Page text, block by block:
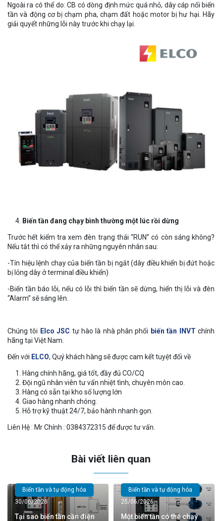
Ngoài ra có thể do: CB có dòng định mức quá nhỏ, dây cáp nối biến
tần và động cơ bị chạm pha, chạm đất hoặc motor bị hư hại. Hãy
giải quyết những lỗi này trước khi chạy lại.
Biến tần đang chạy bình thường một lúc rồi dừng
Trước hết kiểm tra xem đèn trạng thái “RUN” có còn sáng không?
Nếu tắt thì có thể xảy ra những nguyên nhân sau:
-Tín hiệu lệnh chạy của biến tần bị ngắt (dây điều khiển bị đứt hoặc
bị lỏng dây ở terminal điều khiển)
-Biến tần báo lỗi, nếu có lỗi thì biến tần sẽ dừng, hiển thị lỗi và đèn
“Alarm” sẽ sáng lên.
Chúng tôi Elco JSC tự hào là nhà phân phối biến tần INVT chính
hãng tại Việt Nam.
Đến với ELCO, Quý khách hàng sẽ được cam kết tuyệt đối về
Hàng chính hãng, giá tốt, đầy đủ CO/CQ
Đội ngũ nhân viên tư vấn nhiệt tình, chuyên môn cao.
Hàng có sẵn tại kho số lượng lớn
Giao hàng nhanh chóng.
Hỗ trợ kỹ thuật 24/7, bảo hành nhanh gọn.
Liên Hệ : Mr Chính : 0384372315 để được tư vấn.
Bài viết liên quan
Biến tần và tự động hóa
30/06/2026
Tại sao biến tần cần điện
Biến tần và tự động hóa
25/06/2026
Một biến tần có thể chạy